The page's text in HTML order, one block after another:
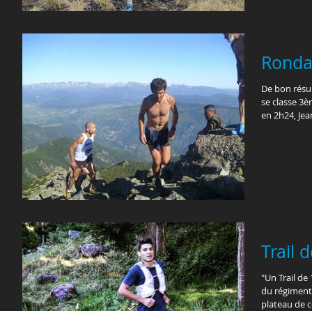
De bon
se classe
en 2h24,
Trail
"Un Trail de 14,5km
du
plateau de